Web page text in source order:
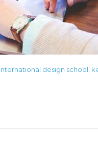
international design school